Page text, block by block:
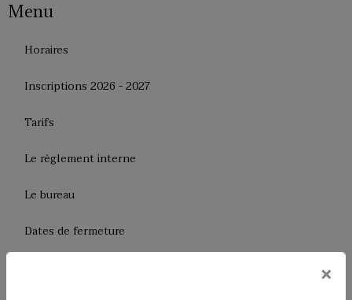
Menu
Horaires
Inscriptions 2026 - 2027
Tarifs
Le règlement interne
Le bureau
Dates de fermeture
×